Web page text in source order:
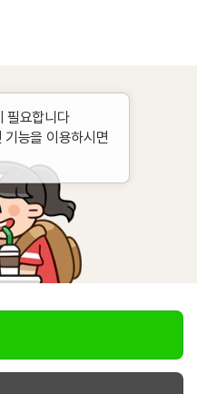
필요합니다
기능을 이용하시면